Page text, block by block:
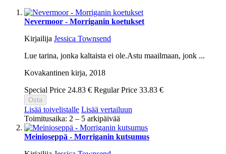
Nevermoor - Morriganin koetukset
Kirjailija Jessica Townsend
Lue tarina, jonka kaltaista ei ole.Astu maailmaan, jonk ...
Kovakantinen kirja, 2018
Special Price 24.83 € Regular Price 33.83 €
Osta
Lisää toivelistalle Lisää vertailuun
Toimitusaika: 2 – 5 arkipäivää
Meinioseppä - Morriganin kutsumus